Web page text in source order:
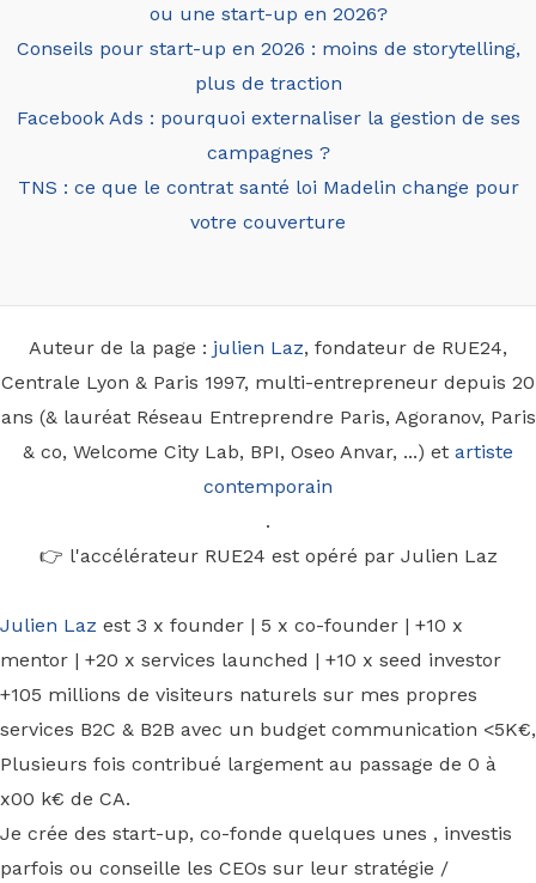
ou une start-up en 2026?
Conseils pour start-up en 2026 : moins de storytelling,
plus de traction
Facebook Ads : pourquoi externaliser la gestion de ses
campagnes ?
TNS : ce que le contrat santé loi Madelin change pour
votre couverture
Auteur de la page : julien Laz, fondateur de RUE24,
Centrale Lyon & Paris 1997, multi-entrepreneur depuis 20
ans (& lauréat Réseau Entreprendre Paris, Agoranov, Paris
& co, Welcome City Lab, BPI, Oseo Anvar, ...) et artiste
contemporain
.
👉 l'accélérateur RUE24 est opéré par Julien Laz
Julien Laz est 3 x founder | 5 x co-founder | +10 x
mentor | +20 x services launched | +10 x seed investor
+105 millions de visiteurs naturels sur mes propres
services B2C & B2B avec un budget communication <5K€,
Plusieurs fois contribué largement au passage de 0 à
x00 k€ de CA.
Je crée des start-up, co-fonde quelques unes , investis
parfois ou conseille les CEOs sur leur stratégie /